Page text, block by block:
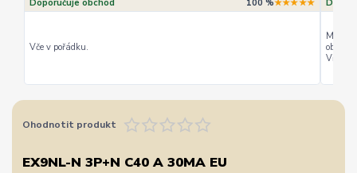
Doporučuje obchod 100 %★★★★★
Vče v pořádku.
Můžu
Vřele
Ohodnotit produkt
EX9NL-N 3P+N C40 A 30MA EU